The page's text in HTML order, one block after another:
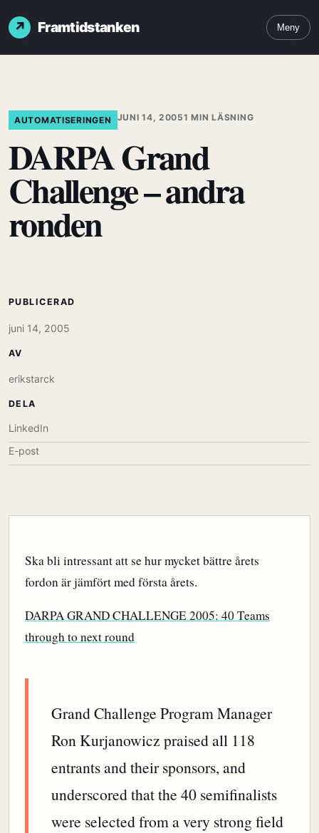
Framtidstanken Meny
AUTOMATISERINGEN JUNI 14, 20051 MIN LÄSNING
DARPA Grand
Challenge – andra
ronden
Ska bli intressant att se hur mycket bättre årets
fordon är jämfört med första årets.
DARPA GRAND CHALLENGE 2005: 40 Teams
through to next round
Grand Challenge Program Manager
Ron Kurjanowicz praised all 118
entrants and their sponsors, and
underscored that the 40 semifinalists
were selected from a very strong field
PUBLICERAD
juni 14, 2005
AV
erikstarck
DELA
LinkedIn
E-post